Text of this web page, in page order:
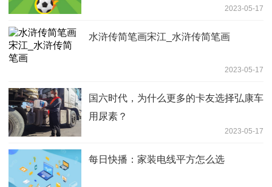
2023-05-17
水浒传简笔画宋江_水浒传简笔画
2023-05-17
国六时代，为什么更多的卡友选择弘康车
用尿素？
2023-05-17
每日快播：家装电线平方怎么选